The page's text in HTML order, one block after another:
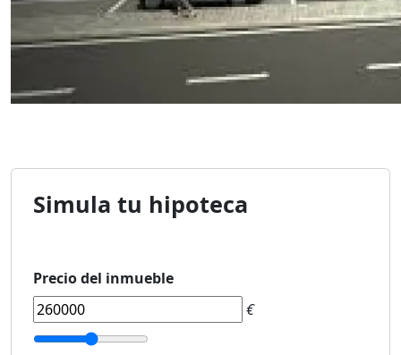
Simula tu hipoteca
Precio del inmueble
€